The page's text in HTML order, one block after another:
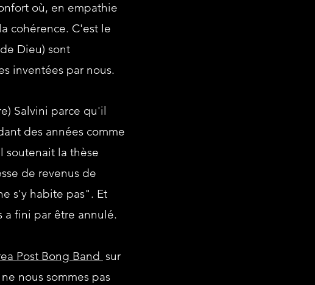
où, en empathie
cohérence. C'est le
Dieu) sont
inventées par nous.
Salvini parce qu'il
des années comme
soutenait la thèse
de revenus de
s'y habite pas". Et
a fini par être annulé.
Post Bong Band sur
nous sommes pas